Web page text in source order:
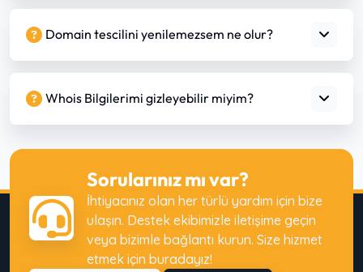
Domain tescilini yenilemezsem ne olur?
Whois Bilgilerimi gizleyebilir miyim?
Sorularınız mı var?
İhtiyacınız olan her türlü yardım için bize
ulaşın. Destek ekibimizle iletişime geçin
veya bizimle bağlantı kurun. Size hizmet
etmek için buradayız!